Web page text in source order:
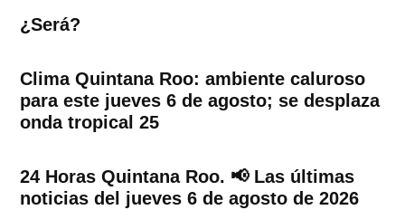
¿Será?
Clima Quintana Roo: ambiente caluroso
para este jueves 6 de agosto; se desplaza
onda tropical 25
24 Horas Quintana Roo. 📢 Las últimas
noticias del jueves 6 de agosto de 2026